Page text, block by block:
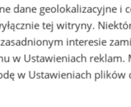
rok
dane geolokalizacyjne i
tej witryny.
interesie
w Ustawieniach reklam.
w Ustawieniach plików